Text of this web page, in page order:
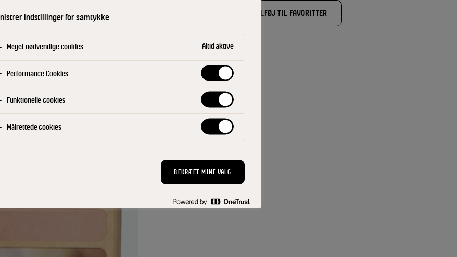
TILFØJ TIL FAVORITTER
Find din konsulent
indstillinger for samtykke
Meget nødvendige cookies Altid aktive
Performance Cookies
Funktionelle cookies
Målrettede cookies
BEKRÆFT MINE VALG